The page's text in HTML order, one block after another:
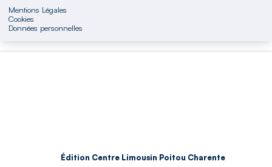
Mentions Légales
Cookies
Données personnelles
Édition Centre Limousin Poitou Charente